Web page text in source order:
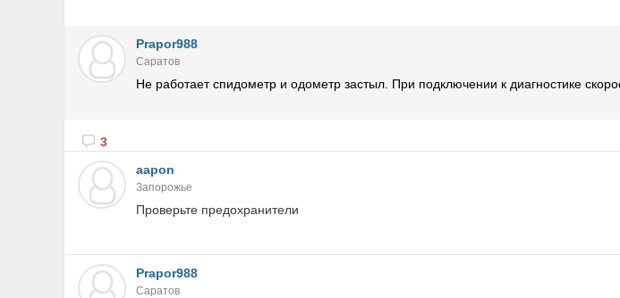
Prapor988
Саратов
Не работает спидометр и одометр застыл. При подключении к диагностике
3
aapon
Запорожье
Проверьте предохранители
Prapor988
Саратов